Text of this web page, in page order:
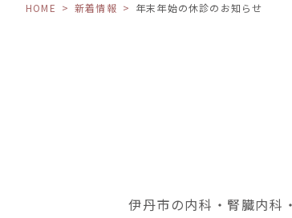
HOME > 新着情報 > 年末年始の休診のお知らせ
伊丹市の内科・腎臓内科